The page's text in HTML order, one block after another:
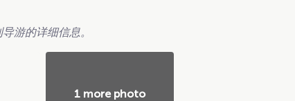
游的详细信息。
1 more photo